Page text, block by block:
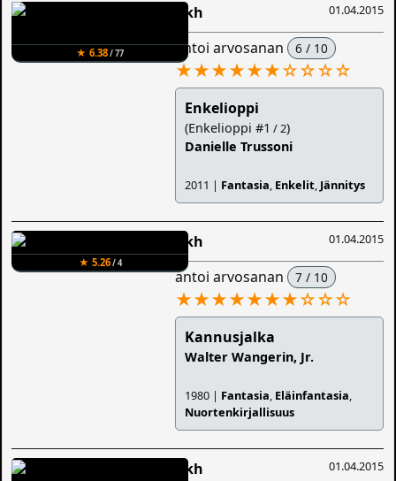
★ 6.38/ 77
01.04.2015
Iikh
antoi arvosanan 6 / 10
★★★★★★☆☆☆☆
Enkelioppi
(Enkelioppi #1 / 2)
Danielle Trussoni
2011 | Fantasia, Enkelit, Jännitys
★ 5.26/ 4
01.04.2015
Iikh
antoi arvosanan 7 / 10
★★★★★★★☆☆☆
Kannusjalka
Walter Wangerin, Jr.
1980 | Fantasia, Eläinfantasia,
Nuortenkirjallisuus
01.04.2015
Iikh